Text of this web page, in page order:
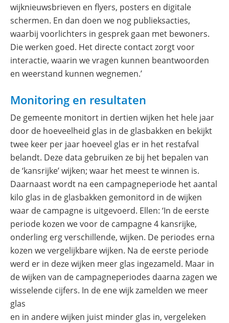
wijknieuwsbrieven en flyers, posters en digitale
schermen. En dan doen we nog publieksacties,
waarbij voorlichters in gesprek gaan met bewoners.
Die werken goed. Het directe contact zorgt voor
interactie, waarin we vragen kunnen beantwoorden
en weerstand kunnen wegnemen.’
Monitoring en resultaten
De gemeente monitort in dertien wijken het hele jaar
door de hoeveelheid glas in de glasbakken en bekijkt
twee keer per jaar hoeveel glas er in het restafval
belandt. Deze data gebruiken ze bij het bepalen van
de ‘kansrijke’ wijken; waar het meest te winnen is.
Daarnaast wordt na een campagneperiode het aantal
kilo glas in de glasbakken gemonitord in de wijken
waar de campagne is uitgevoerd. Ellen: ‘In de eerste
periode kozen we voor de campagne 4 kansrijke,
onderling erg verschillende, wijken. De periodes erna
kozen we vergelijkbare wijken. Na de eerste periode
werd er in deze wijken meer glas ingezameld. Maar in
de wijken van de campagneperiodes daarna zagen we
wisselende cijfers. In de ene wijk zamelden we meer
glas
en in andere wijken juist minder glas in, vergeleken